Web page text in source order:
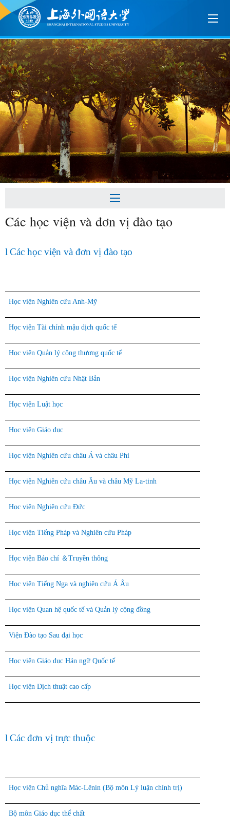
Các học viện và đơn vị đào tạo
l Các học viện và đơn vị đào tạo
Học viện Nghiên cứu Anh-Mỹ
Học viện Tài chính mậu dịch quốc tế
Học viện Quản lý công thương quốc tế
Học viện Nghiên cứu Nhật Bản
Học viện Luật học
Học viện Giáo dục
Học viện Nghiên cứu châu Á và châu Phi
Học viện Nghiên cứu châu Âu và châu Mỹ La-tinh
Học viện Nghiên cứu Đức
Học viện Tiếng Pháp và Nghiên cứu Pháp
Học viện Báo chí ＆Truyền thông
Học viện Tiếng Nga và nghiên cứu Á Âu
Học viện Quan hệ quốc tế và Quản lý cộng đồng
Viện Đào tạo Sau đại học
Học viện Giáo dục Hán ngữ Quốc tế
Học viện Dịch thuật cao cấp
l Các đơn vị trực thuộc
Học viện Chủ nghĩa Mác-Lênin (Bộ môn Lý luận chính trị)
Bộ môn Giáo dục thể chất